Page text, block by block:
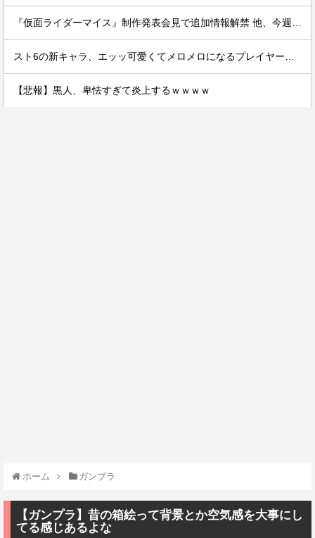
【悲報】黒人、卑怯すぎて炎上するｗｗｗｗ
ホーム ガンプラ
【ガンプラ】昔の箱絵って背景とか空気感を大事にし
てる感じあるよな